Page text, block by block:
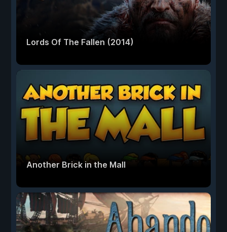
Lords Of The Fallen (2014)
Another Brick in the Mall